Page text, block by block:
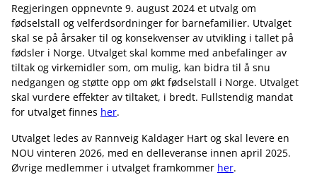
Regjeringen oppnevnte 9. august 2024 et utvalg om
fødselstall og velferdsordninger for barnefamilier. Utvalget
skal se på årsaker til og konsekvenser av utvikling i tallet på
fødsler i Norge. Utvalget skal komme med anbefalinger av
tiltak og virkemidler som, om mulig, kan bidra til å snu
nedgangen og støtte opp om økt fødselstall i Norge. Utvalget
skal vurdere effekter av tiltaket, i bredt. Fullstendig mandat
for utvalget finnes her.
Utvalget ledes av Rannveig Kaldager Hart og skal levere en
NOU vinteren 2026, med en delleveranse innen april 2025.
Øvrige medlemmer i utvalget framkommer her.